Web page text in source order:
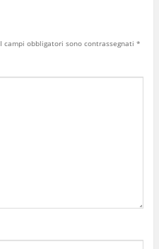
I campi obbligatori sono contrassegnati *